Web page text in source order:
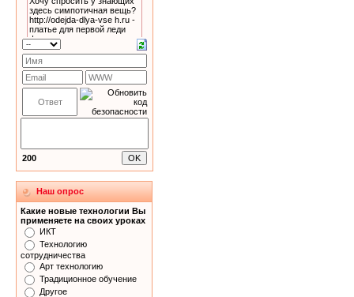
200
Наш опрос
Какие новые технологии Вы
применяете на своих уроках
ИКТ
Технологию
сотрудничества
Арт технологию
Традиционное обучение
Другое